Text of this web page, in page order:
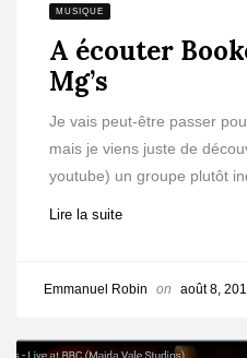
MUSIQUE
A écouter
Mg’s
Je vais peut-être passer
mais je viens juste de
youtube) un groupe plutôt
Lire la suite
Emmanuel Robin on août 8,